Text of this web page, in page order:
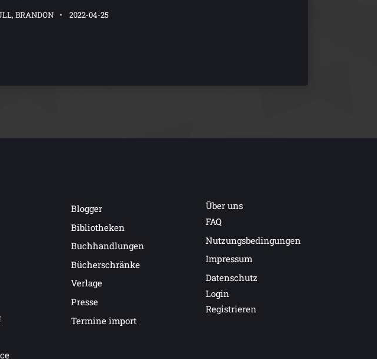
BRANDON 2022-04-25
Blogger
Bibliotheken
Buchhandlungen
Bücherschränke
Verlage
Presse
Termine import
Über uns
FAQ
Nutzungsbedingungen
Impressum
Datenschutz
Login
Registrieren